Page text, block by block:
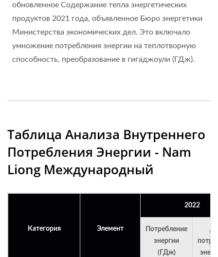
обновленное Содержание тепла энергетических
продуктов 2021 года, объявленное Бюро энергетики
Министерства экономических дел. Это включало
умножение потребления энергии на теплотворную
способность, преобразование в гигаджоули (ГДж).
Таблица Анализа Внутреннего
Потребления Энергии - Nam
Liong Международный
Категория Элемент
2022
Потребление
энергии
(ГДж)